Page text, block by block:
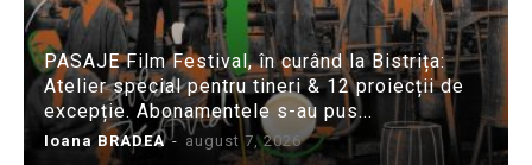
PASAJE Film Festival, în curând la Bistrița:
Atelier special pentru tineri & 12 proiecții de
excepție. Abonamentele s-au pus...
Ioana BRADEA - august 7, 2026